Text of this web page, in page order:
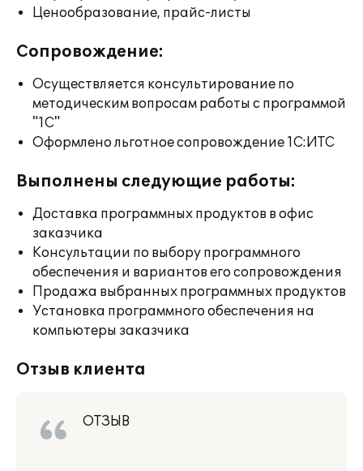
Ценообразование, прайс-листы
Сопровождение:
Осуществляется консультирование по
методическим вопросам работы с программой
"1С"
Оформлено льготное сопровождение 1С:ИТС
Выполнены следующие работы:
Доставка программных продуктов в офис
заказчика
Консультации по выбору программного
обеспечения и вариантов его сопровождения
Продажа выбранных программных продуктов
Установка программного обеспечения на
компьютеры заказчика
Отзыв клиента
ОТЗЫВ